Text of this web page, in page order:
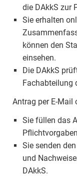
die DAkkS zur
Sie erhalten
können den
einsehen.
Die DAkkS
Fachabteilung
Antrag per E-Mail
Sie füllen das
Sie senden
und
DAkkS.